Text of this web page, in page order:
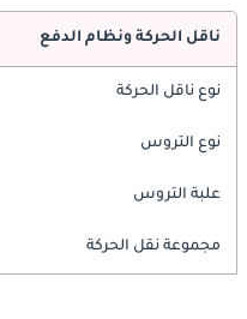
ناقل الحركة ونظام الدفع
نوع ناقل الحركة
نوع التروس
علبة التروس
مجموعة نقل الحركة